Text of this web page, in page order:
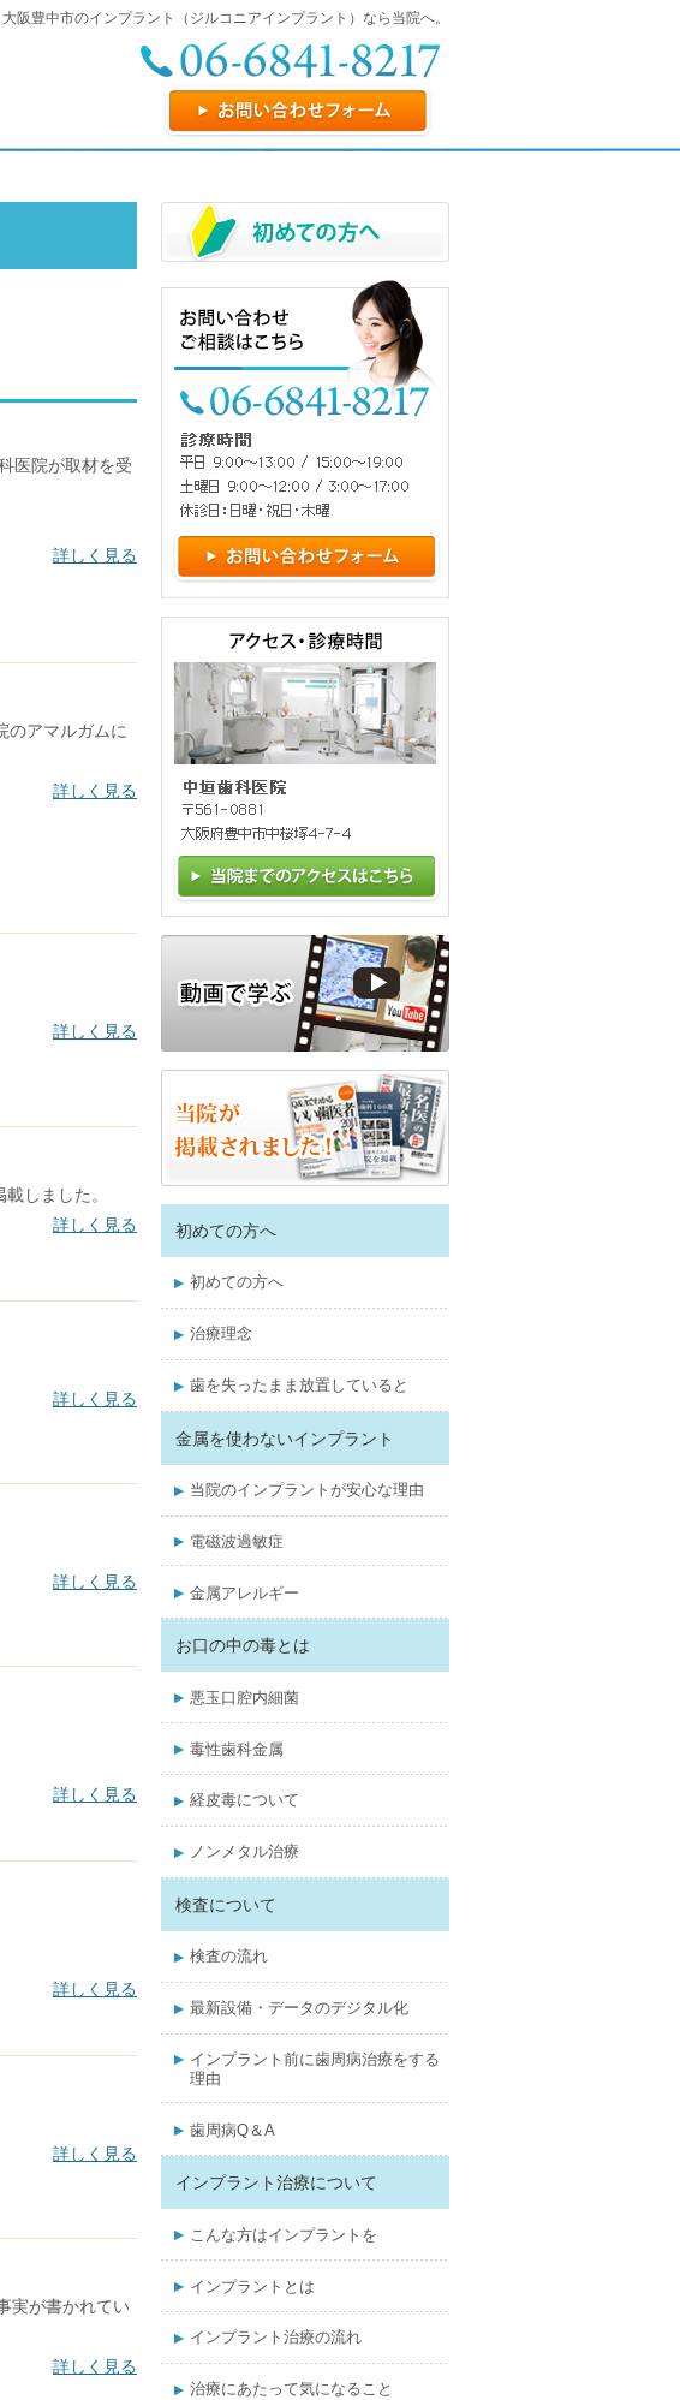
阪豊中市のインプラント（ジルコニアインプラント）なら当院へ。
医院が取材を受
詳しく見る
のアマルガムに
詳しく見る
詳しく見る
しました。
詳しく見る
詳しく見る
詳しく見る
詳しく見る
詳しく見る
詳しく見る
実が書かれてい
詳しく見る
初めての方へ
初めての方へ
治療理念
歯を失ったまま放置していると
金属を使わないインプラント
当院のインプラントが安心な理由
電磁波過敏症
金属アレルギー
お口の中の毒とは
悪玉口腔内細菌
毒性歯科金属
経皮毒について
ノンメタル治療
検査について
検査の流れ
最新設備・データのデジタル化
インプラント前に歯周病治療をする
理由
歯周病Q＆A
インプラント治療について
こんな方はインプラントを
インプラントとは
インプラント治療の流れ
治療にあたって気になること